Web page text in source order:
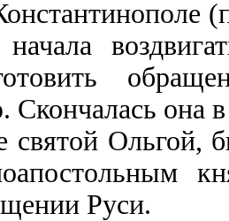
она в
святой Ольгой,
Руси.